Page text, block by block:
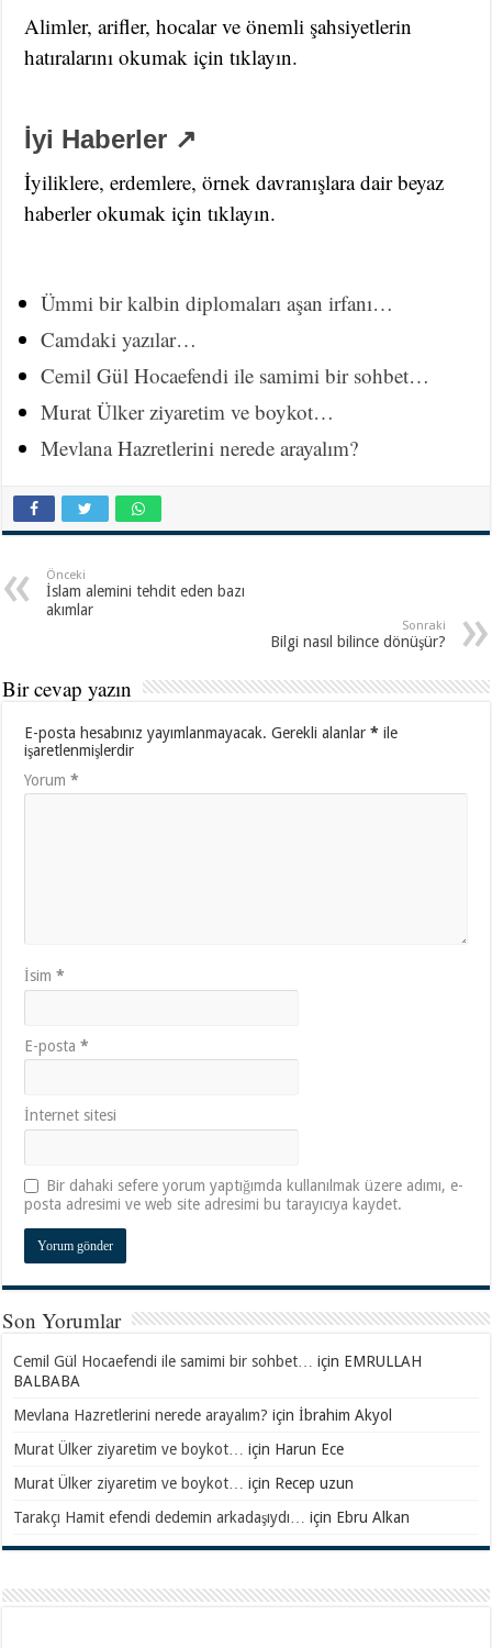
Alimler, arifler, hocalar ve önemli şahsiyetlerin
hatıralarını okumak için tıklayın.
İyi Haberler ↗
İyiliklere, erdemlere, örnek davranışlara dair beyaz
haberler okumak için tıklayın.
Ümmi bir kalbin diplomaları aşan irfanı…
Camdaki yazılar…
Cemil Gül Hocaefendi ile samimi bir sohbet…
Murat Ülker ziyaretim ve boykot…
Mevlana Hazretlerini nerede arayalım?
Önceki
İslam alemini tehdit eden bazı
akımlar
Sonraki
Bilgi nasıl bilince dönüşür?
Bir cevap yazın
E-posta hesabınız yayımlanmayacak. Gerekli alanlar* ile
işaretlenmişlerdir
Yorum*
İsim*
E-posta*
İnternet sitesi
Bir dahaki sefere yorum yaptığımda kullanılmak üzere adımı, e-
posta adresimi ve web site adresimi bu tarayıcıya kaydet.
Son Yorumlar
Cemil Gül Hocaefendi ile samimi bir sohbet… için EMRULLAH
BALBABA
Mevlana Hazretlerini nerede arayalım? içinİbrahim Akyol
Murat Ülker ziyaretim ve boykot…
için Harun Ece
Murat Ülker ziyaretim ve boykot…
için Recep uzun
Tarakçı Hamit efendi dedemin arkadaşıydı…
için Ebru Alkan